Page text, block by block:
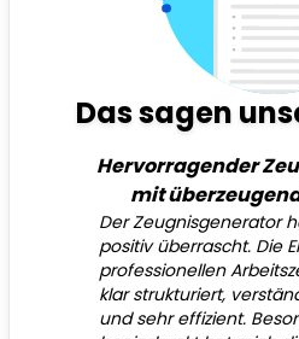
Das sagen
Hervorragender
mit
Der Zeugnisgenerator
positiv überrascht. Die
professionellen
klar strukturiert,
und sehr effizient.